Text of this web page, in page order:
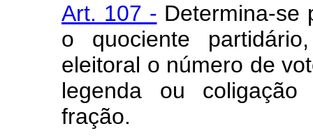
Art. 107 - Determina-se
o quociente
eleitoral o número de
legenda ou
fração.